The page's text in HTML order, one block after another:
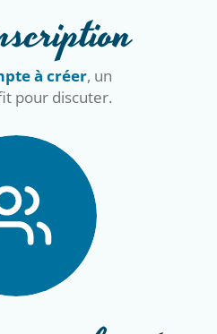
à créer, un
pour discuter.